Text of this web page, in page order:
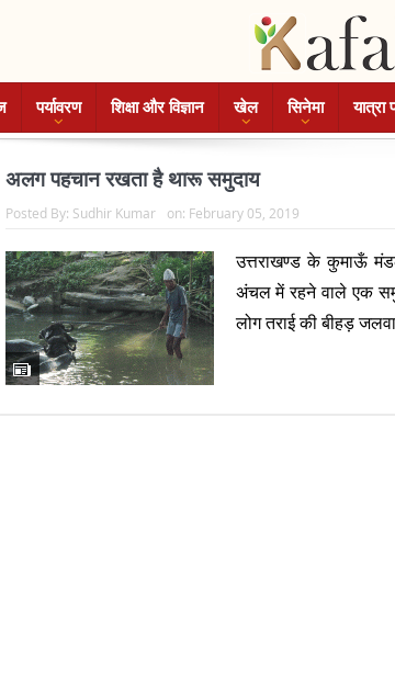
पर्यावरण शिक्षा और विज्ञान खेल सिनेमा यात्रा
अलग पहचान रखता है थारू समुदाय
Posted By: Sudhir Kumar on: February 05, 2019
उत्तराखण्ड के कुमाऊँ
अंचल में रहने वाले एक
लोग तराई की बीहड़